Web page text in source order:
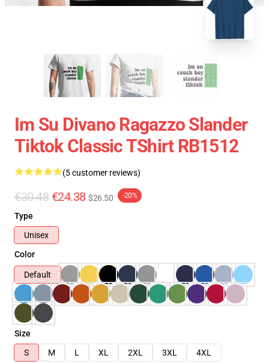
Im Su Divano Ragazzo Slander
Tiktok Classic TShirt RB1512
(5 customer reviews)
€30.48 €24.38 $26.50 -20%
Type
Unisex
Color
Default
Size
S
M L XL 2XL 3XL
4XL